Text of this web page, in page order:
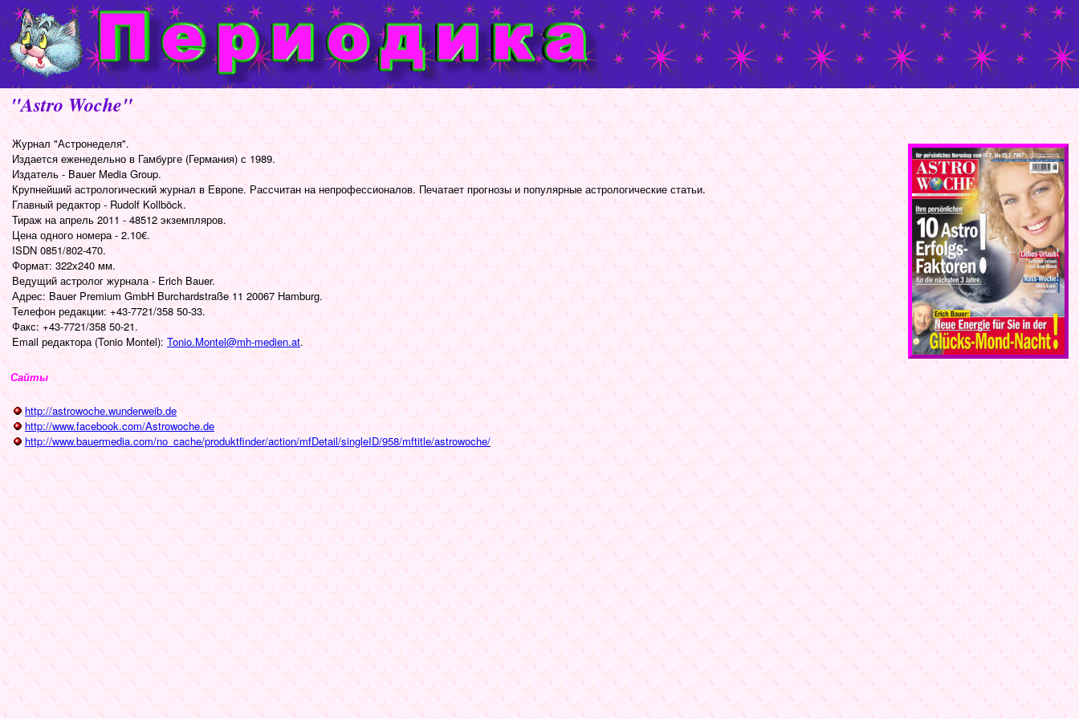
"Astro Woche"
Журнал "Астронеделя".
Издается еженедельно в Гамбурге (Германия) с 1989.
Издатель - Bauer Media Group.
Крупнейший астрологический журнал в Европе. Рассчитан на непрофессионалов. Печатает прогнозы и популярные астрологические статьи.
Главный редактор - Rudolf Kollböck.
Тираж на апрель 2011 - 48512 экземпляров.
Цена одного номера - 2.10€.
ISDN 0851/802-470.
Формат: 322х240 мм.
Ведущий астролог журнала - Erich Bauer.
Адрес: Bauer Premium GmbH Burchardstraße 11 20067 Hamburg.
Телефон редакции: +43-7721/358 50-33.
Факс: +43-7721/358 50-21.
Email редактора (Tonio Montel): Tonio.Montel@mh-medien.at.
Сайты
http://astrowoche.wunderweib.de
http://www.facebook.com/Astrowoche.de
http://www.bauermedia.com/no_cache/produktfinder/action/mfDetail/singleID/958/mftitle/astrowoche/